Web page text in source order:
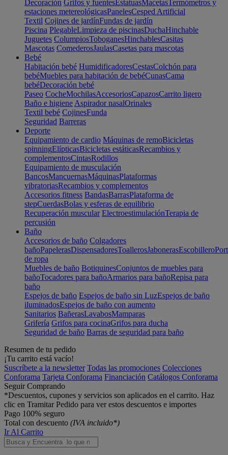
Decoración Grifos y fuentesEstatuasMacetasTermómetros y
estaciones metereológicasPanelesCesped Artificial
Textil Cojines de jardínFundas de jardín
Piscina PlegableLimpieza de piscinasDuchaHinchable
Juguetes ColumpiosToboganesHinchablesCasitas
Mascotas ComederosJaulasCasetas para mascotas
Bebé
Habitación bebé HumidificadoresCestasColchón para
bebéMuebles para habitación de bebéCunasCama
bebéDecoración bebé
Paseo CocheMochilasAccesoriosCapazosCarrito ligero
Baño e higiene Aspirador nasalOrinales
Textil bebé CojinesFunda
Seguridad Barreras
Deporte
Equipamiento de cardio Máquinas de remoBicicletas
spinningElípticasBicicletas estáticasRecambios y
complementosCintasRodillos
Equipamiento de musculación
BancosMancuernasMáquinasPlataformas
vibratoriasRecambios y complementos
Accesorios fitness BandasBarrasPlataforma de
stepCuerdasBolas y esferas de equilibrio
Recuperación muscular ElectroestimulaciónTerapia de
percusión
Baño
Accesorios de baño Colgadores
bañoPapelerasDispensadoresToallerosJabonerasEscobillero
de ropa
Muebles de baño BotiquinesConjuntos de muebles para
bañoTocadores para bañoArmarios para bañoRepisa para
baño
Espejos de baño Espejos de baño sin LuzEspejos de baño
iluminadosEspejos de baño con aumento
Sanitarios BañerasLavabosMamparas
Grifería Grifos para cocinaGrifos para ducha
Seguridad de baño Barras de seguridad para baño
Resumen de tu pedido
¡Tu carrito está vacío!
Suscríbete a la newsletter Todas las promociones Colecciones
Conforama Tarjeta Conforama Financiación Catálogos Conforama
Seguir Comprando
*Descuentos, cupones y servicios son aplicados en el carrito. Haz
clic en Tramitar Pedido para ver estos descuentos e importes
Pago 100% seguro
Total con descuento (IVA incluido*)
Ir Al Carrito